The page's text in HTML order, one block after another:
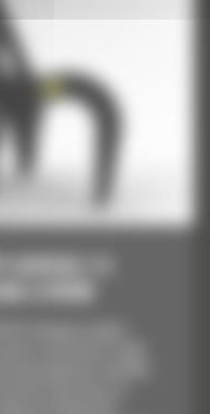
GSV525 Z 5